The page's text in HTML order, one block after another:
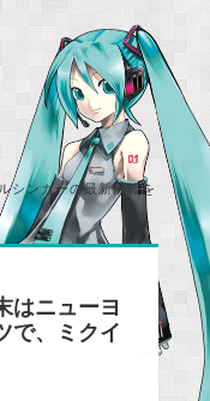
シンガーの最新情報を
はニューヨ
で、ミクイ